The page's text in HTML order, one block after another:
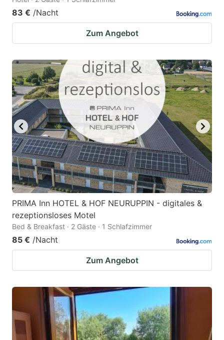
83 € /Nacht
Zum Angebot
PRIMA Inn HOTEL & HOF NEURUPPIN - digitales &
rezeptionsloses Motel
Bed & Breakfast · 2 Gäste · 1 Schlafzimmer
85 € /Nacht
Zum Angebot